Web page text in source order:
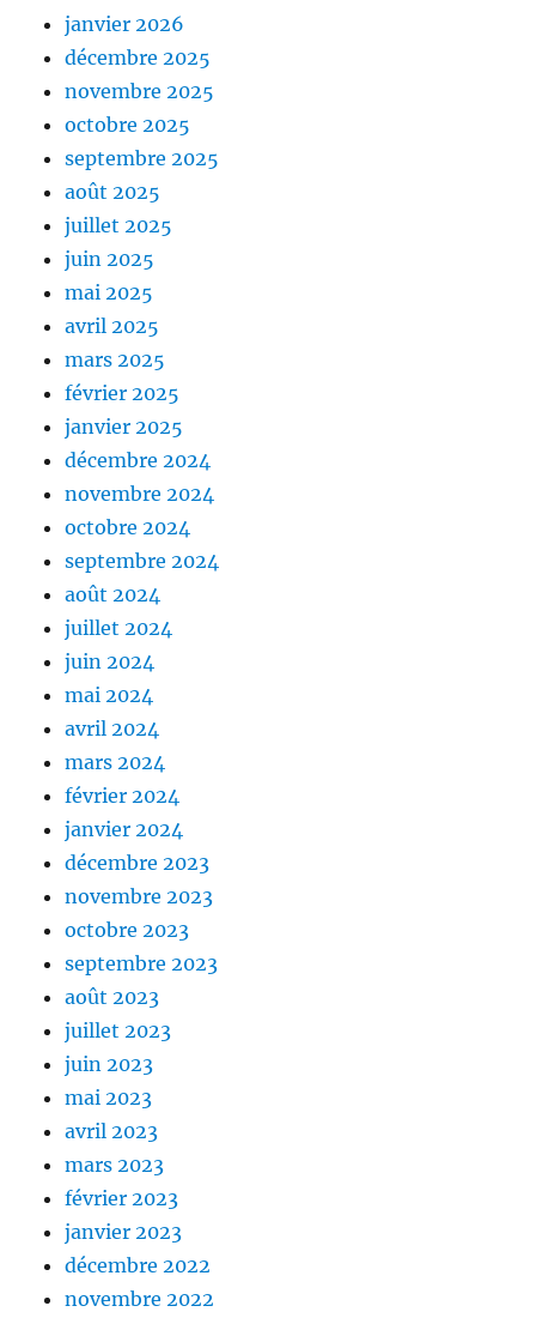
janvier 2026
décembre 2025
novembre 2025
octobre 2025
septembre 2025
août 2025
juillet 2025
juin 2025
mai 2025
avril 2025
mars 2025
février 2025
janvier 2025
décembre 2024
novembre 2024
octobre 2024
septembre 2024
août 2024
juillet 2024
juin 2024
mai 2024
avril 2024
mars 2024
février 2024
janvier 2024
décembre 2023
novembre 2023
octobre 2023
septembre 2023
août 2023
juillet 2023
juin 2023
mai 2023
avril 2023
mars 2023
février 2023
janvier 2023
décembre 2022
novembre 2022